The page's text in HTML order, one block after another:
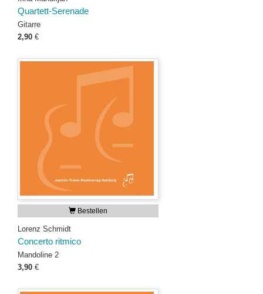
Quartett-Serenade
Gitarre
2,90 €
Bestellen
Lorenz Schmidt
Concerto ritmico
Mandoline 2
3,90 €